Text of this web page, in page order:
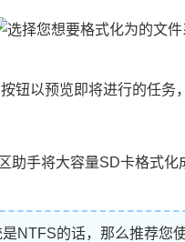
按钮以预览即将进行的任务
NTFS的话，那么推荐您